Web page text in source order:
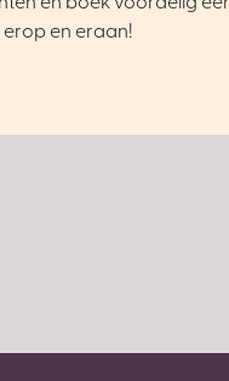
erop en eraan!